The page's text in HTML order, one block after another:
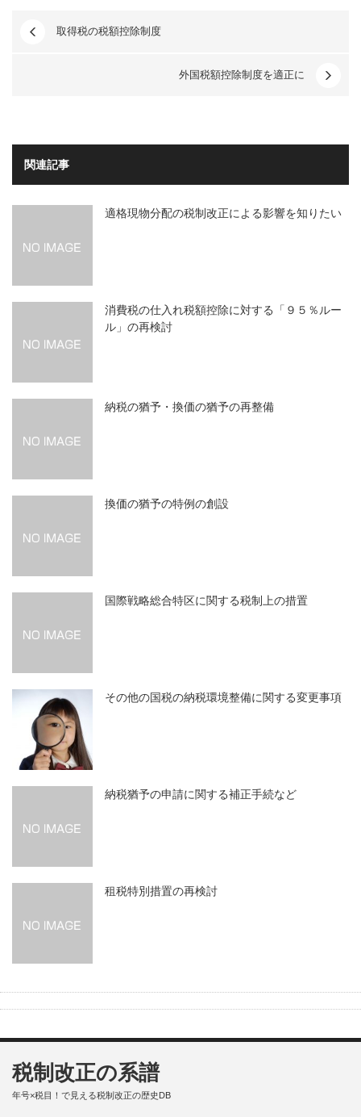
取得税の税額控除制度
外国税額控除制度を適正に
関連記事
適格現物分配の税制改正による影響を知りたい
消費税の仕入れ税額控除に対する「９５％ルー
ル」の再検討
納税の猶予・換価の猶予の再整備
換価の猶予の特例の創設
国際戦略総合特区に関する税制上の措置
その他の国税の納税環境整備に関する変更事項
納税猶予の申請に関する補正手続など
租税特別措置の再検討
税制改正の系譜
年号×税目！で見える税制改正の歴史DB